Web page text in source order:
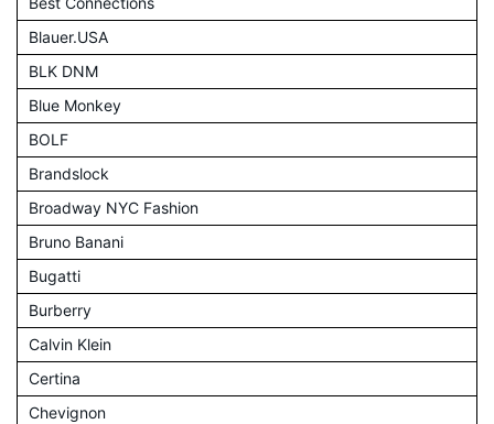
Blauer.USA
BLK DNM
Blue Monkey
BOLF
Brandslock
Broadway NYC Fashion
Bruno Banani
Bugatti
Burberry
Calvin Klein
Certina
Chevignon